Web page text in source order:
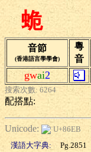
蛫
音節
(香港語言學學會)
粵
音
gwai2
搜索次數: 6264
配搭點:
Unicode:
U+86EB
漢語大字典:
Pg.2851